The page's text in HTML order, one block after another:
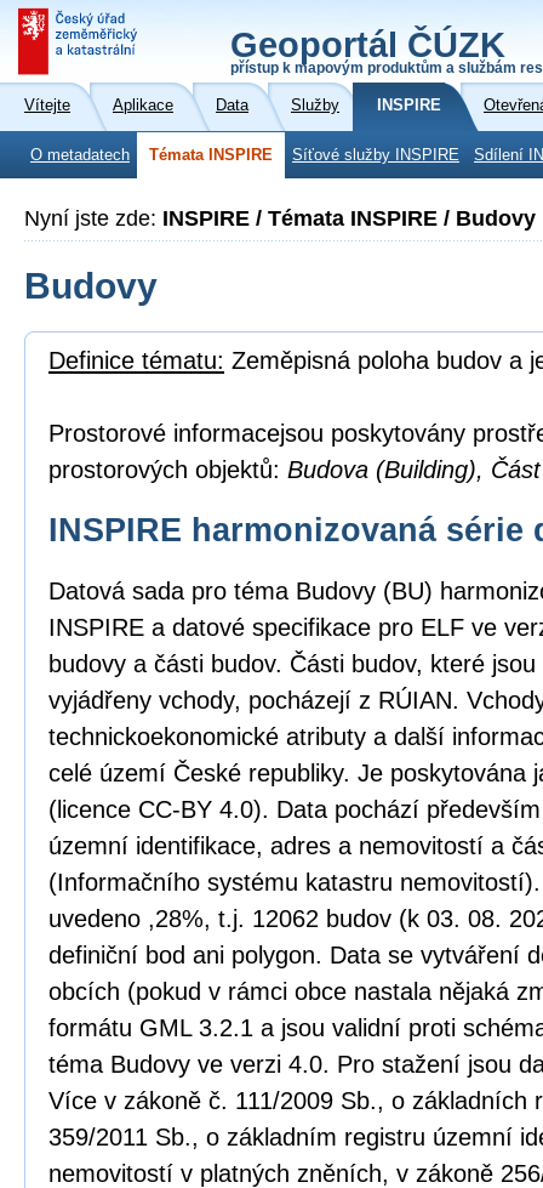
Geoportál ČÚZK
přístup k mapovým produktům a službám
Vítejte Aplikace Data Služby INSPIRE
O metadatech Témata INSPIRE Síťové služby INSPIRE Sdílení
Nyní jste zde: INSPIRE / Témata INSPIRE / Budovy
Budovy
Definice tématu: Zeměpisná poloha budov a
Prostorové informacejsou poskytovány
prostorových objektů: Budova (Building),
INSPIRE harmonizovaná série
Datová sada pro téma Budovy (BU)
INSPIRE a datové specifikace pro ELF ve
budovy a části budov. Části budov, které
vyjádřeny vchody, pocházejí z RÚIAN.
technickoekonomické atributy a další
celé území České republiky. Je poskytována
(licence CC-BY 4.0). Data pochází
územní identifikace, adres a nemovitostí a
(Informačního systému katastru
uvedeno ,28%, t.j. 12062 budov (k 03. 08.
definiční bod ani polygon. Data se vytváření
obcích (pokud v rámci obce nastala nějaká
formátu GML 3.2.1 a jsou validní proti
téma Budovy ve verzi 4.0. Pro stažení jsou
Více v zákoně č. 111/2009 Sb., o základních
359/2011 Sb., o základním registru územní
nemovitostí v platných zněních, v zákoně